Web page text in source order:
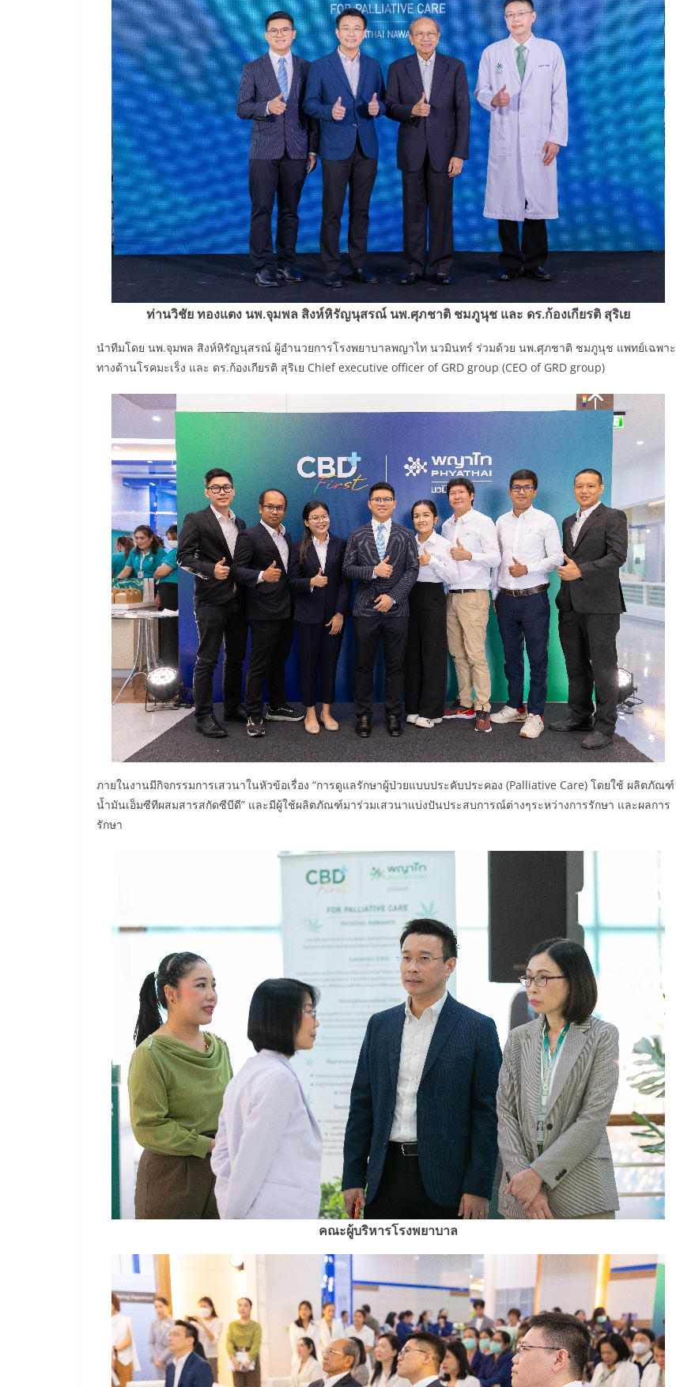
ท่านวิชัย ทองแตง นพ.จุมพล สิงห์หิรัญนุสรณ์ นพ.ศุภชาติ ชมภูนุช และ ดร.ก้องเกียรติ สุริเย
นำทีมโดย นพ.จุมพล สิงห์หิรัญนุสรณ์ ผู้อำนวยการโรงพยาบาลพญาไท นวมินทร์ ร่วมด้วย นพ.ศุภชาติ ชมภูนุช แพทย์เฉพาะ
ทางด้านโรคมะเร็ง และ ดร.ก้องเกียรติ สุริเย Chief executive officer of GRD group (CEO of GRD group)
ภายในงานมีกิจกรรมการเสวนาในหัวข้อเรื่อง “การดูแลรักษาผู้ป่วยแบบประคับประคอง (Palliative Care) โดยใช้ ผลิตภัณฑ์
น้ำมันเอ็มซีทีผสมสารสกัดซีบีดี” และมีผู้ใช้ผลิตภัณฑ์มาร่วมเสวนาแบ่งปันประสบการณ์ต่างๆระหว่างการรักษา และผลการ
รักษา
คณะผู้บริหารโรงพยาบาล